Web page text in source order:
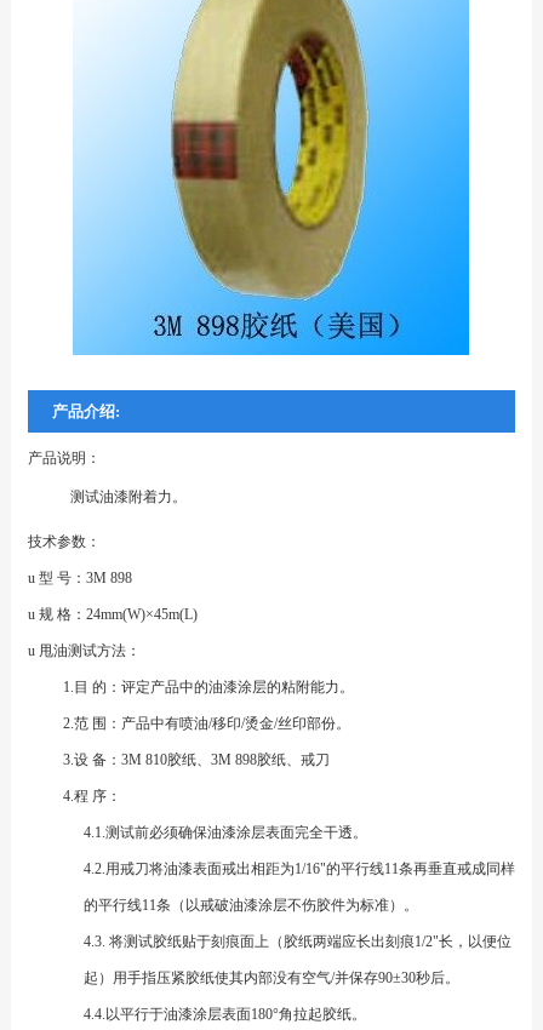
产品介绍:
产品说明：
测试油漆附着力。
技术参数：
u 型 号：3M 898
u 规 格：24mm(W)×45m(L)
u 甩油测试方法：
1.目 的：评定产品中的油漆涂层的粘附能力。
2.范 围：产品中有喷油/移印/烫金/丝印部份。
3.设 备：3M 810胶纸、3M 898胶纸、戒刀
4.程 序：
4.1.测试前必须确保油漆涂层表面完全干透。
4.2.用戒刀将油漆表面戒出相距为1/16"的平行线11条再垂直戒成同样
的平行线11条（以戒破油漆涂层不伤胶件为标准）。
4.3. 将测试胶纸贴于刻痕面上（胶纸两端应长出刻痕1/2"长，以便位
起）用手指压紧胶纸使其内部没有空气/并保存90±30秒后。
4.4.以平行于油漆涂层表面180°角拉起胶纸。